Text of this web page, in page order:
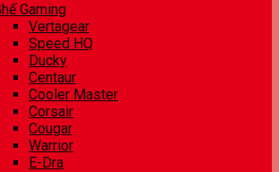
Gaming
Vertagear
Speed HQ
Ducky
Centaur
Cooler Master
Corsair
Cougar
Warrior
E-Dra